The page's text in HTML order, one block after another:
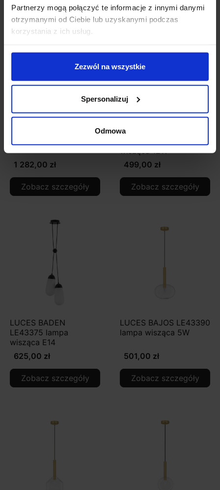
Partnerzy mogą połączyć te informacje z innymi danymi
otrzymanymi od Ciebie lub uzyskanymi podczas
korzystania z ich usług.
Zezwól na wszystkie
Spersonalizuj
Odmowa
LUCES ADELA LE43361
1 282,00 zł
Zobacz szczegóły
LUCES ADELA
wisząca 12W
499,00 zł
Zobacz szczegóły
LUCES BADEN
LE43375 lampa
wisząca E14
625,00 zł
Zobacz szczegóły
LUCES BAJOS LE43390
lampa wisząca 5W
501,00 zł
Zobacz szczegóły